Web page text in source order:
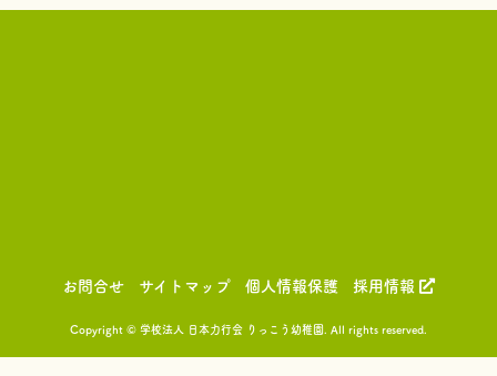
お問合せ サイトマップ 個人情報保護 採用情報
Copyright © 学校法人 日本力行会 りっこう幼稚園. All rights reserved.